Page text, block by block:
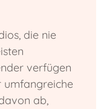
die nie
verfügen
umfangreiche
ab,